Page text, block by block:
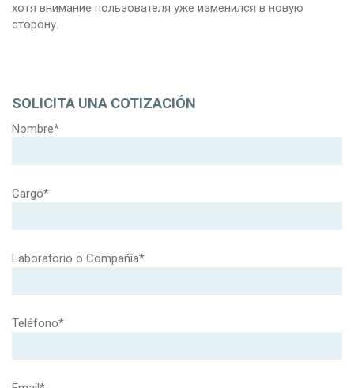
хотя внимание пользователя уже изменился в новую
сторону.
SOLICITA UNA COTIZACIÓN
Nombre*
Cargo*
Laboratorio o Compañía*
Teléfono*